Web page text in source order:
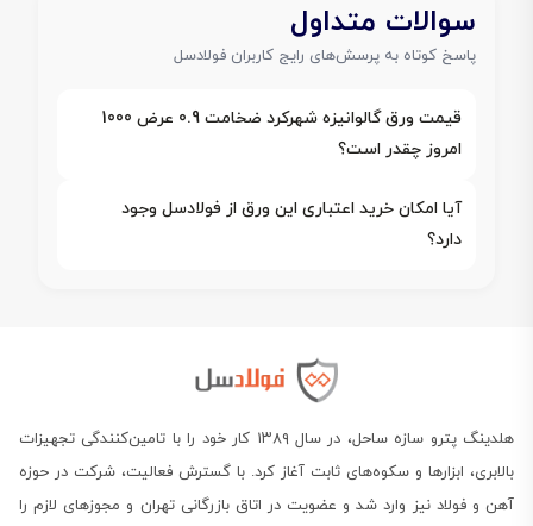
سوالات متداول
پاسخ کوتاه به پرسش‌های رایج کاربران فولادسل
قیمت ورق گالوانیزه شهرکرد ضخامت 0.9 عرض 1000
امروز چقدر است؟
آیا امکان خرید اعتباری این ورق از فولادسل وجود
دارد؟
هلدینگ پترو سازه ساحل، در سال ۱۳۸۹ کار خود را با تامین‌کنندگی تجهیزات
بالابری، ابزارها و سکوه‌های ثابت آغاز کرد. با گسترش فعالیت، شرکت در حوزه
آهن و فولاد نیز وارد شد و عضویت در اتاق بازرگانی تهران و مجوزهای لازم را